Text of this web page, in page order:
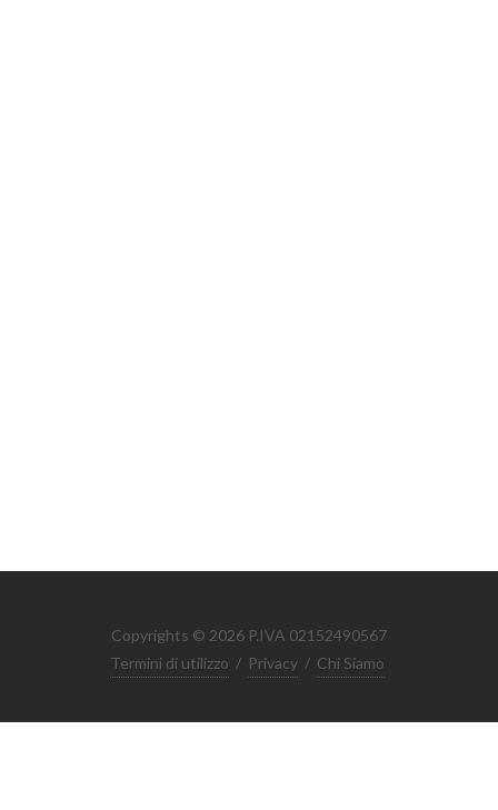
Copyrights © 2026 P.IVA 02152490567
Termini di utilizzo / Privacy / Chi Siamo